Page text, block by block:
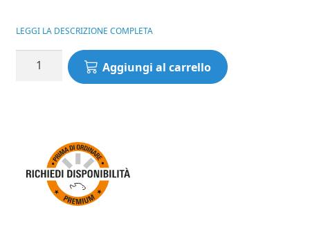
1.900,00€.1.820,00€.
LEGGI LA DESCRIZIONE COMPLETA
Pack
Roubaisienne
PRESTON
(13,00mt)
quantità
Aggiungi al carrello